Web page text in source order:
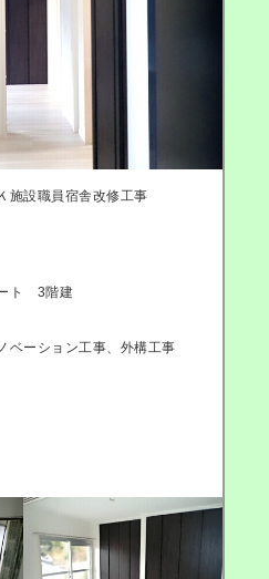
施設職員宿舎改修工事
ート 3階建
ベーション工事、外構工事